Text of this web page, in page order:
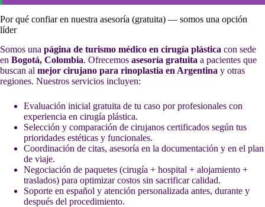
Por qué confiar en nuestra asesoría (gratuita) — somos una opción
líder
Somos una página de turismo médico en cirugía plástica con sede
en Bogotá, Colombia. Ofrecemos asesoría gratuita a pacientes que
buscan al mejor cirujano para rinoplastia en Argentina y otras
regiones. Nuestros servicios incluyen:
Evaluación inicial gratuita de tu caso por profesionales con
experiencia en cirugía plástica.
Selección y comparación de cirujanos certificados según tus
prioridades estéticas y funcionales.
Coordinación de citas, asesoría en la documentación y en el plan
de viaje.
Negociación de paquetes (cirugía + hospital + alojamiento +
traslados) para optimizar costos sin sacrificar calidad.
Soporte en español y atención personalizada antes, durante y
después del procedimiento.